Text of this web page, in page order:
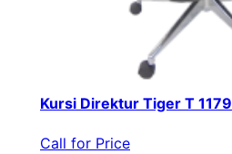
Kursi Direktur Tiger T 1179
Call for Price